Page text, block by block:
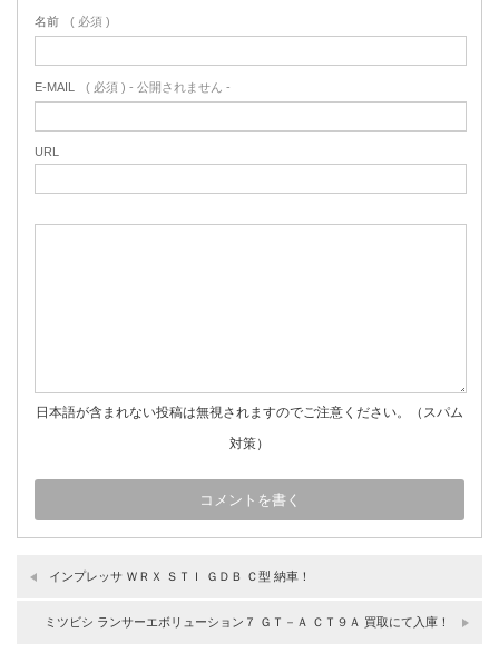
名前 ( 必須 )
E-MAIL ( 必須 ) - 公開されません -
URL
日本語が含まれない投稿は無視されますのでご注意ください。（スパム
対策）
インプレッサ ＷＲＸ ＳＴＩ ＧＤＢ Ｃ型 納車！
ミツビシ ランサーエボリューション７ ＧＴ－Ａ ＣＴ９Ａ 買取にて入庫！